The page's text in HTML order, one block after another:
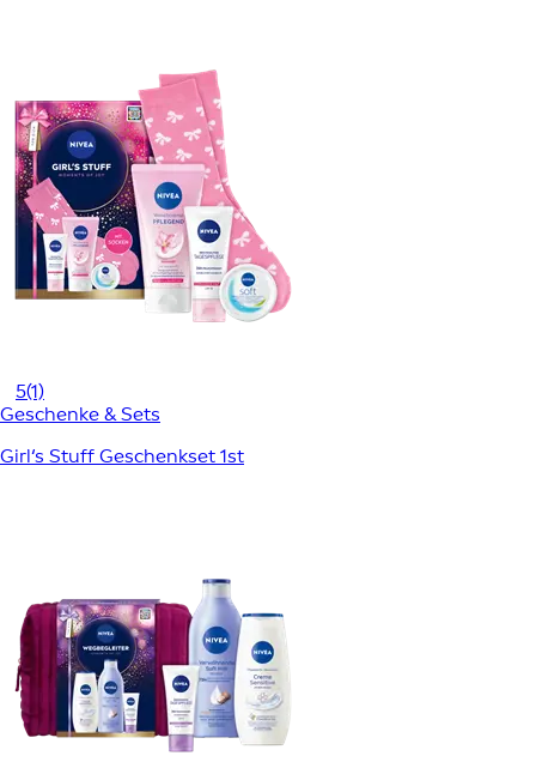
5(1)
Geschenke & Sets
Girl‘s Stuff Geschenkset 1st